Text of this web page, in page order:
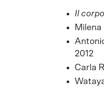
Il
2012
Carla